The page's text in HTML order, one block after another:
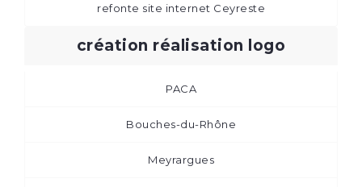
refonte site internet Ceyreste
création réalisation logo
PACA
Bouches-du-Rhône
Meyrargues